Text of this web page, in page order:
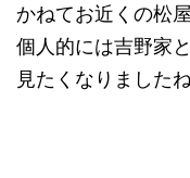
かねてお近くの松
個人的には吉野家
見たくなりましたね